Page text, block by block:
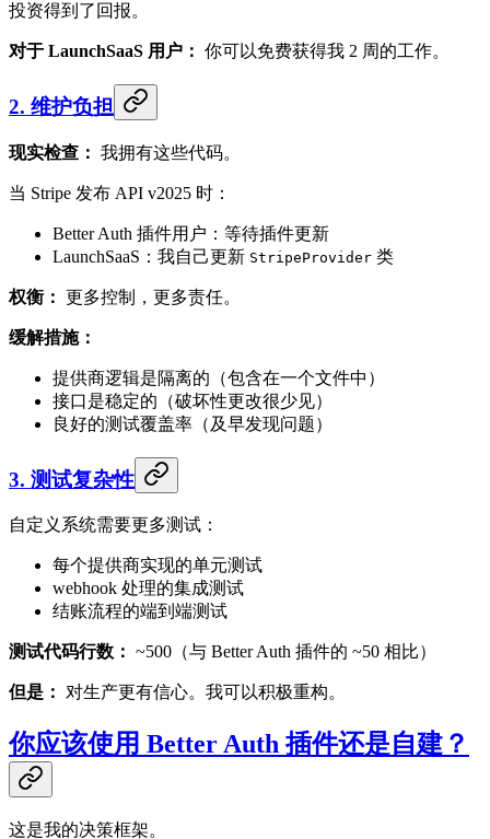
投资得到了回报。
对于 LaunchSaaS 用户： 你可以免费获得我 2 周的工作。
2. 维护负担
现实检查： 我拥有这些代码。
当 Stripe 发布 API v2025 时：
Better Auth 插件用户：等待插件更新
LaunchSaaS：我自己更新 StripeProvider 类
权衡： 更多控制，更多责任。
缓解措施：
提供商逻辑是隔离的（包含在一个文件中）
接口是稳定的（破坏性更改很少见）
良好的测试覆盖率（及早发现问题）
3. 测试复杂性
自定义系统需要更多测试：
每个提供商实现的单元测试
webhook 处理的集成测试
结账流程的端到端测试
测试代码行数： ~500（与 Better Auth 插件的 ~50 相比）
但是： 对生产更有信心。我可以积极重构。
你应该使用 Better Auth 插件还是自建？
这是我的决策框架。